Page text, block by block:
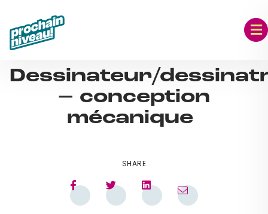
content
Dessinateur/
– conception
mécanique
SHARE